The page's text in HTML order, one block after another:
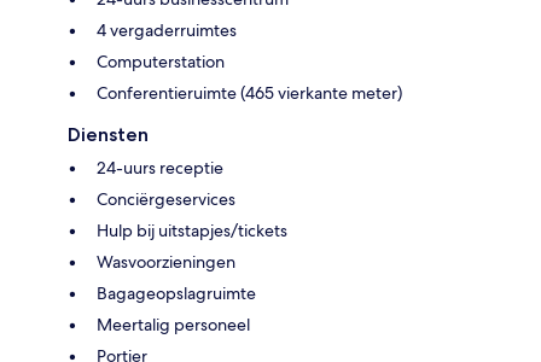
4 vergaderruimtes
Computerstation
Conferentieruimte (465 vierkante meter)
Diensten
24-uurs receptie
Conciërgeservices
Hulp bij uitstapjes/tickets
Wasvoorzieningen
Bagageopslagruimte
Meertalig personeel
Portier